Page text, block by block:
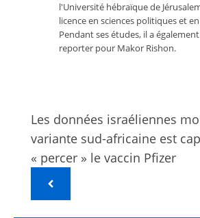
l'Université hébraïque de
licence en sciences politiques et
Pendant ses études, il a
reporter pour Makor Rishon.
Les données israéliennes
variante sud-africaine est
« percer » le vaccin Pfizer